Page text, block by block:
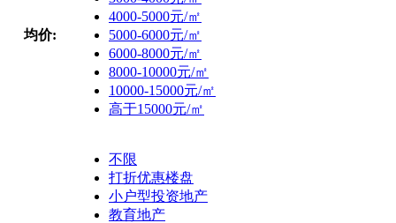
均价:
4000-5000元/㎡
5000-6000元/㎡
6000-8000元/㎡
8000-10000元/㎡
10000-15000元/㎡
高于15000元/㎡
不限
打折优惠楼盘
小户型投资地产
教育地产